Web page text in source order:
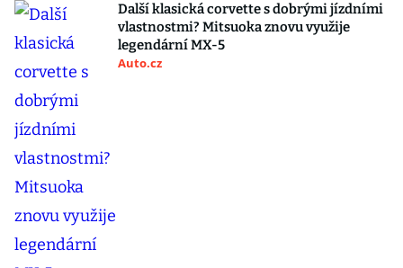
Další klasická corvette s dobrými jízdními
vlastnostmi? Mitsuoka znovu využije
legendární MX-5
Auto.cz